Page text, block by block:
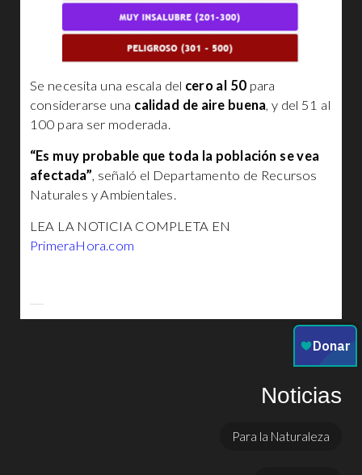
Se necesita una escala del cero al 50para
considerarse una calidad de aire buena, y del 51 al
100 para ser moderada.
“Es muy probable que toda la población se vea
afectada”, señaló el Departamento de Recursos
Naturales y Ambientales.
LEA LA NOTICIA COMPLETA EN
PrimeraHora.com
Noticias
Para la Naturaleza